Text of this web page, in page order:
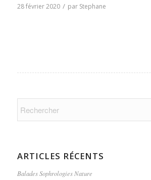
28 février 2020 / par Stephane
ARTICLES RÉCENTS
Balades Sophrologies Nature